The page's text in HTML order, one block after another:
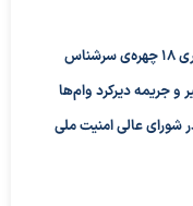
و جریمه دیرکرد وام‌ها
شورای عالی امنیت ملی